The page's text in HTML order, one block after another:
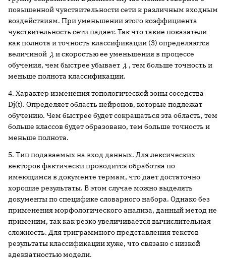
повышенной чувствительности сети к различным входным
воздействиям. При уменьшении этого коэффициента
чувствительность сети падает. Так что такие показатели
как полнота и точность классификации (3) определяются
величиной
и скоростью ее уменьшения в процессе
обучения, чем быстрее убывает
, тем больше точность и
меньше полнота классификации.
4. Характер изменения топологической зоны соседства
Dj(t). Определяет область нейронов, которые подлежат
обучению. Чем быстрее будет сокращаться эта область, тем
больше классов будет образовано, тем больше точность и
меньше полнота.
5. Тип подаваемых на вход данных. Для лексических
векторов фактически проводится обработка по
имеющимся в документе термам, что дает достаточно
хорошие результаты. В этом случае можно выделять
документы по специфике словарного набора. Однако без
применения морфологического анализа, данный метод не
применим, так как резко увеличивается вычислительная
сложность. Для триграммного представления текстов
результаты классификации хуже, что связано с низкой
адекватностью модели.